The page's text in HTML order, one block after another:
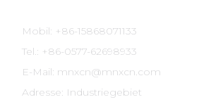
Mobil: +86-15868071133
Tel.: +86-0577-62698933
E-Mail: mnxcn@mnxcn.com
Adresse: Industriegebiet